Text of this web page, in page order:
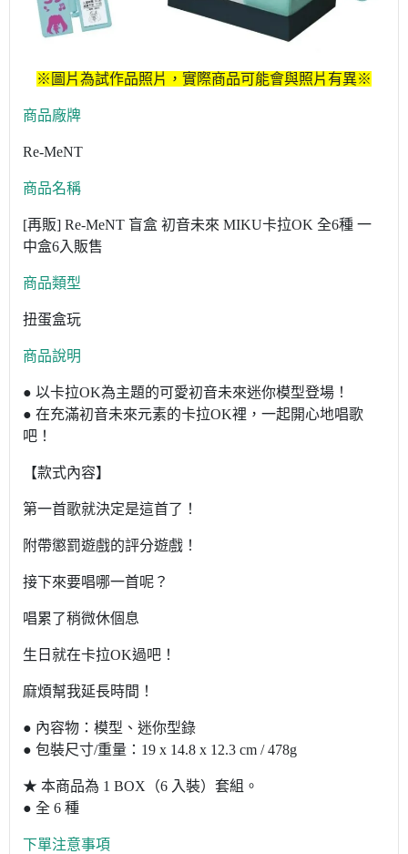
※圖片為試作品照片，實際商品可能會與照片有異※
商品廠牌
Re-MeNT
商品名稱
[再販] Re-MeNT 盲盒 初音未來 MIKU卡拉OK 全6種 一
中盒6入販售
商品類型
扭蛋盒玩
商品說明
● 以卡拉OK為主題的可愛初音未來迷你模型登場！
● 在充滿初音未來元素的卡拉OK裡，一起開心地唱歌
吧！
【款式內容】
第一首歌就決定是這首了！
附帶懲罰遊戲的評分遊戲！
接下來要唱哪一首呢？
唱累了稍微休個息
生日就在卡拉OK過吧！
麻煩幫我延長時間！
● 內容物：模型、迷你型錄
● 包裝尺寸/重量：19 x 14.8 x 12.3 cm / 478g
★ 本商品為 1 BOX（6 入裝）套組。
● 全 6 種
下單注意事項